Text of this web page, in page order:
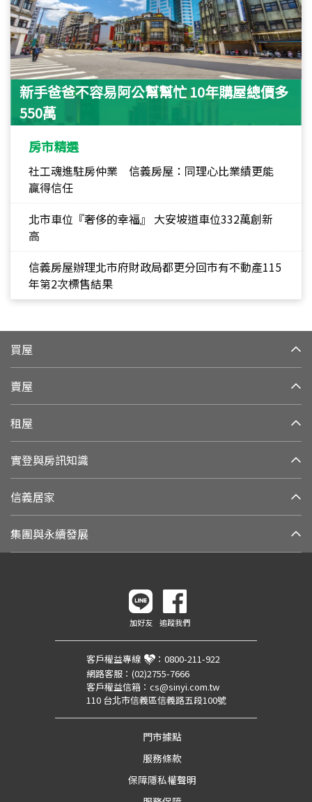
新手爸爸不容易阿公幫幫忙 10年購屋總價多
550萬
房市精選
社工魂進駐房仲業 信義房屋：同理心比業績更能
贏得信任
北市車位『奢侈的幸福』 大安坡道車位332萬創新
高
信義房屋辦理北市府財政局都更分回市有不動產115
年第2次標售結果
買屋
賣屋
租屋
實登與房訊知識
信義居家
集團與永續發展
加好友 追蹤我們
客戶權益專線 ： 0800-211-922
網路客服： (02)2755-7666
客戶權益信箱： cs@sinyi.com.tw
110 台北市信義區信義路五段100號
門市據點
服務條款
保障隱私權聲明